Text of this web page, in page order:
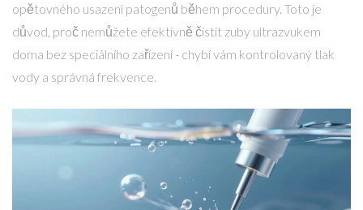
opětovného usazení patogenů během procedury. Toto je
důvod, proč nemůžete efektivně čistit zuby ultrazvukem
doma bez speciálního zařízení - chybí vám kontrolovaný tlak
vody a správná frekvence.